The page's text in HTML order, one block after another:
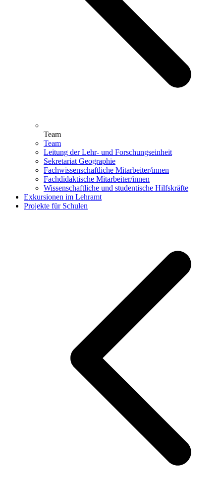
Team
Team
Leitung der Lehr- und Forschungseinheit
Sekretariat Geographie
Fachwissenschaftliche Mitarbeiter/innen
Fachdidaktische Mitarbeiter/innen
Wissenschaftliche und studentische Hilfskräfte
Exkursionen im Lehramt
Projekte für Schulen